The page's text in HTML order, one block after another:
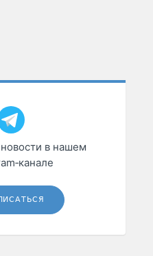
в нашем